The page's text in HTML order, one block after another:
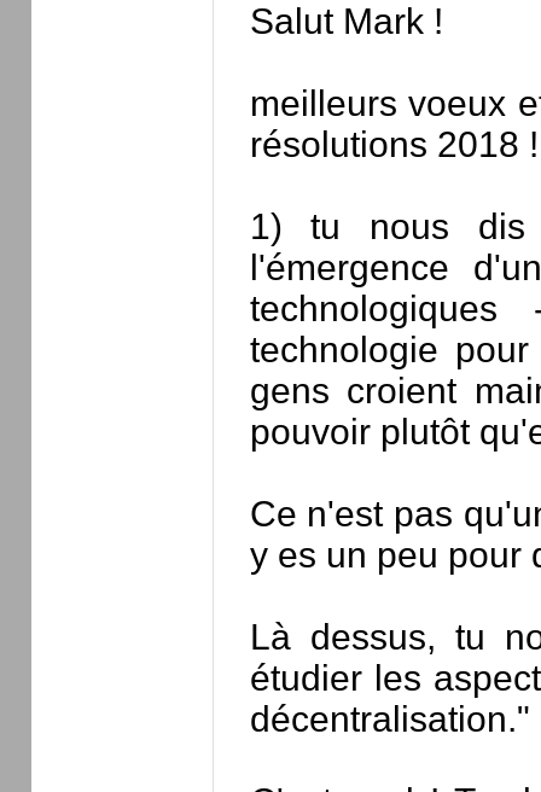
Salut Mark !
meilleurs voeux
résolutions 2018 !
1) tu nous dis
l'émergence
technologie
gens croient
pouvoir plutôt
Ce n'est pas
y es un peu pour
Là dessus, tu
étudier les
décentralisation."